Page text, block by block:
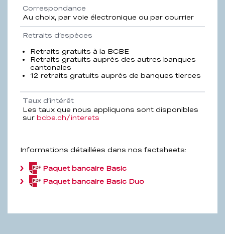
Correspondance
Au choix, par voie électronique ou par courrier
Retraits d’espèces
Retraits gratuits à la BCBE
Retraits gratuits auprès des autres banques
cantonales
12 retraits gratuits auprès de banques tierces
Taux d’intérêt
Les taux que nous appliquons sont disponibles
sur bcbe.ch/interets
Informations détaillées dans nos factsheets:
Paquet bancaire Basic
(PDF,
214,4
KB)
Paquet bancaire Basic Duo
(PDF,